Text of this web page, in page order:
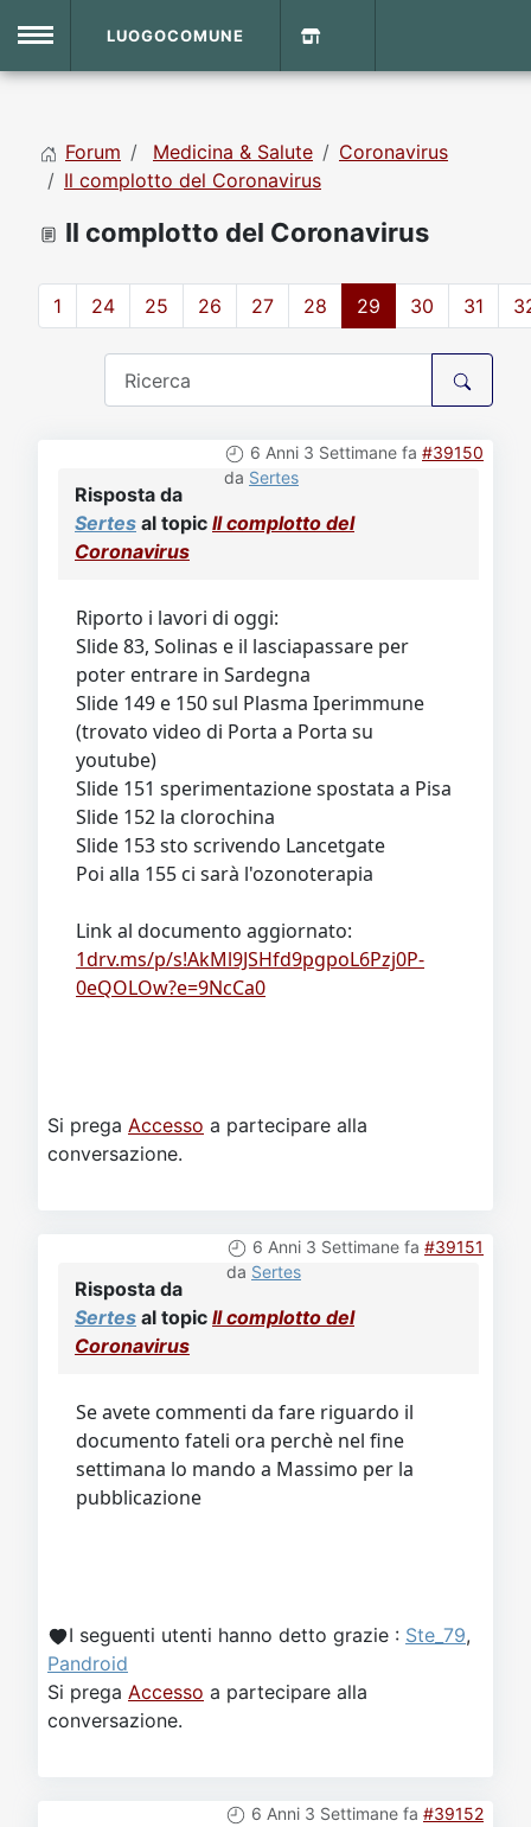
Home
LUOGOCOMUNE
Forum Medicina & Salute
Coronavirus
Il complotto del Coronavirus
Il complotto del Coronavirus
1 24 25 26 27 28 29 30 31
6 Anni 3 Settimane fa #39150
da Sertes
Risposta da
Sertes al topic Il complotto del
Coronavirus
Riporto i lavori di oggi:
Slide 83, Solinas e il lasciapassare per
poter entrare in Sardegna
Slide 149 e 150 sul Plasma Iperimmune
(trovato video di Porta a Porta su
youtube)
Slide 151 sperimentazione spostata a Pisa
Slide 152 la clorochina
Slide 153 sto scrivendo Lancetgate
Poi alla 155 ci sarà l'ozonoterapia
Link al documento aggiornato:
1drv.ms/p/s!AkMl9JSHfd9pgpoL6Pzj0P-
0eQOLOw?e=9NcCa0
Si prega Accesso a partecipare alla
conversazione.
6 Anni 3 Settimane fa #39151
da Sertes
Risposta da
Sertes al topic Il complotto del
Coronavirus
Se avete commenti da fare riguardo il
documento fateli ora perchè nel fine
settimana lo mando a Massimo per la
pubblicazione
I seguenti utenti hanno detto grazie : Ste_79,
Pandroid
Si prega Accesso a partecipare alla
conversazione.
6 Anni 3 Settimane fa #39152